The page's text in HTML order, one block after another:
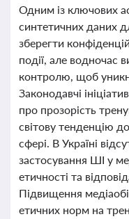
Одним із ключових
синтетичних даних
зберегти
події, але водночас
контролю, щоб
Законодавчі
про прозорість
світову тенденцію
сфері. В Україні
застосування ШІ у
етичності та
Підвищення
етичних норм на